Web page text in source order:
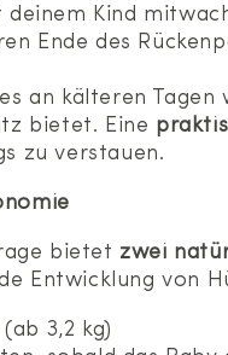
deinem Kind
Ende des
an kälteren
bietet. Eine
zu verstauen.
bietet zwei
Entwicklung von
(ab 3,2 kg)